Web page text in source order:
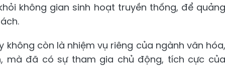
không gian sinh hoạt truyền thống, để quảng
không còn là nhiệm vụ riêng của ngành văn hóa,
mà đã có sự tham gia chủ động, tích cực của